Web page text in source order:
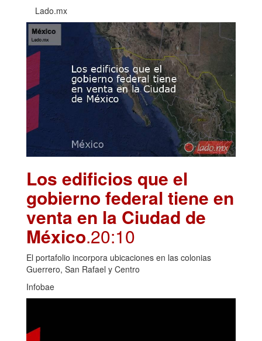
Lado.mx
Los edificios que el
gobierno federal tiene en
venta en la Ciudad de
México.20:10
El portafolio incorpora ubicaciones en las colonias
Guerrero, San Rafael y Centro
Infobae